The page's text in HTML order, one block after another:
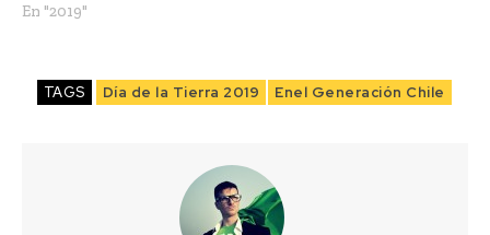
En "2019"
TAGS Día de la Tierra 2019 Enel Generación Chile